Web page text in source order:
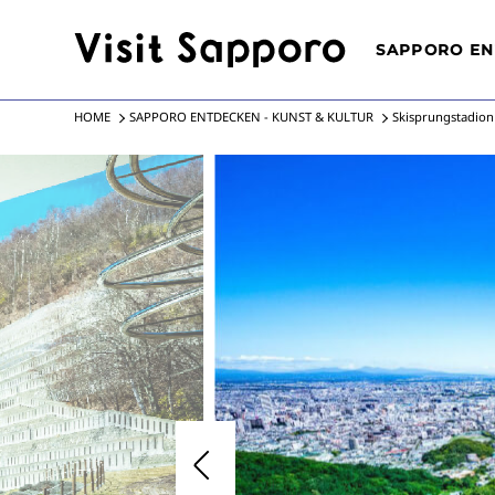
SAPPORO
HOME SAPPORO ENTDECKEN - KUNST & KULTUR